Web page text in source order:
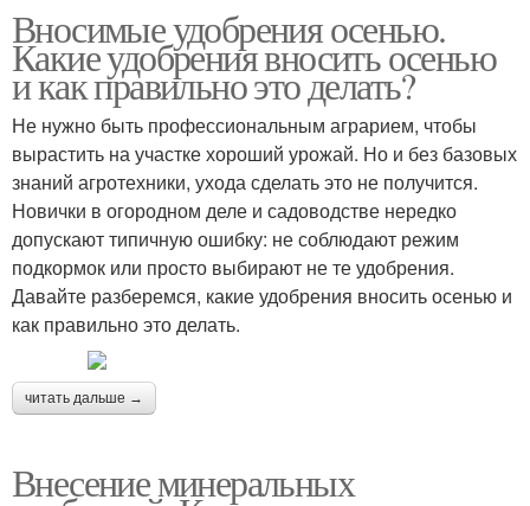
Вносимые удобрения осенью.
Какие удобрения вносить осенью
и как правильно это делать?
Не нужно быть профессиональным аграрием, чтобы
вырастить на участке хороший урожай. Но и без базовых
знаний агротехники, ухода сделать это не получится.
Новички в огородном деле и садоводстве нередко
допускают типичную ошибку: не соблюдают режим
подкормок или просто выбирают не те удобрения.
Давайте разберемся, какие удобрения вносить осенью и
как правильно это делать.
читать дальше →
Внесение минеральных